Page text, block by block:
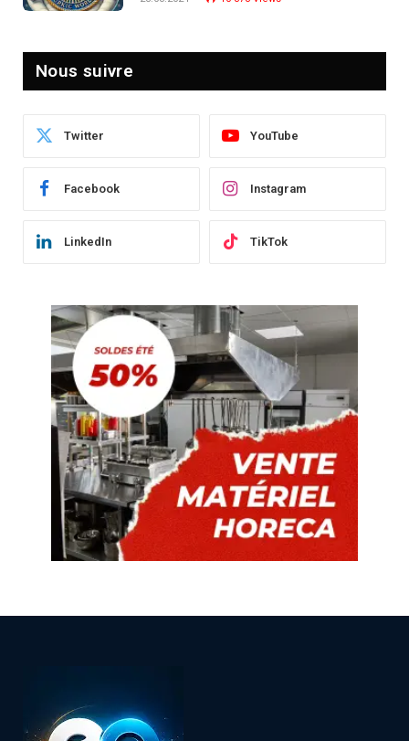
Nous suivre
Twitter YouTube
Facebook Instagram
LinkedIn TikTok